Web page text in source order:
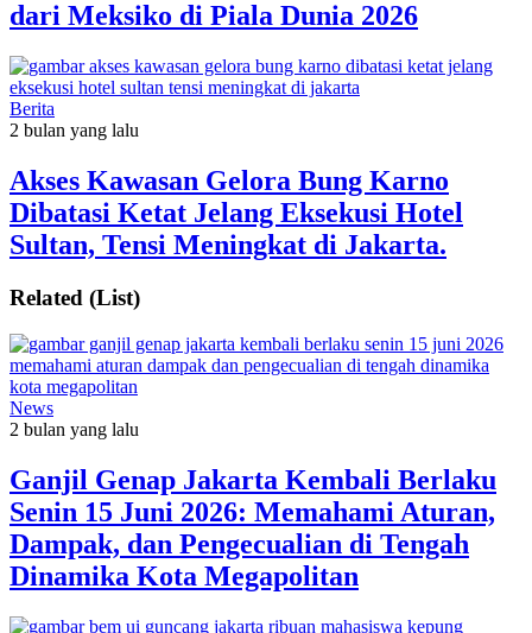
dari Meksiko di Piala Dunia 2026
Berita
2 bulan yang lalu
Akses Kawasan Gelora Bung Karno
Dibatasi Ketat Jelang Eksekusi Hotel
Sultan, Tensi Meningkat di Jakarta.
Related (List)
News
2 bulan yang lalu
Ganjil Genap Jakarta Kembali Berlaku
Senin 15 Juni 2026: Memahami Aturan,
Dampak, dan Pengecualian di Tengah
Dinamika Kota Megapolitan